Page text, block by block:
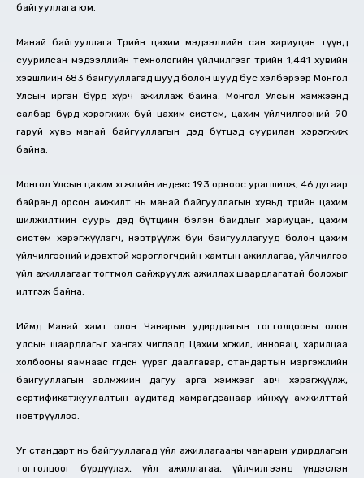
байгууллага юм.
Манай байгууллага Төрийн цахим мэдээллийн сан хариуцан түүнд
суурилсан мэдээллийн технологийн үйлчилгээг төрийн 1,441 хувийн
хэвшлийн 683 байгууллагад шууд болон шууд бус хэлбэрээр Монгол
Улсын иргэн бүрд хүрч ажиллаж байна. Монгол Улсын хэмжээнд
салбар бүрд хэрэгжиж буй цахим систем, цахим үйлчилгээний 90
гаруй хувь манай байгууллагын дэд бүтцэд суурилан хэрэгжиж
байна.
Монгол Улсын цахим хөгжлийн индекс 193 орноос урагшилж, 46 дугаар
байранд орсон амжилт нь манай байгууллагын хувьд төрийн цахим
шилжилтийн суурь дэд бүтцийн бэлэн байдлыг хариуцан, цахим
систем хэрэгжүүлэгч, нэвтрүүлж буй байгууллагууд болон цахим
үйлчилгээний идэвхтэй хэрэглэгчдийн хамтын ажиллагаа, үйлчилгээ
үйл ажиллагааг тогтмол сайжруулж ажиллах шаардлагатай болохыг
илтгэж байна.
Иймд Манай хамт олон Чанарын удирдлагын тогтолцооны олон
улсын шаардлагыг хангах чиглэлд Цахим хөгжил, инновац, харилцаа
холбооны яамнаас өгөгдсөн үүрэг даалгавар, стандартын мэргэжлийн
байгууллагын зөвлөмжийн дагуу арга хэмжээг авч хэрэгжүүлж,
сертификатжуулалтын аудитад хамрагдсанаар ийнхүү амжилттай
нэвтрүүллээ.
Уг стандарт нь байгууллагад үйл ажиллагааны чанарын удирдлагын
тогтолцоог бүрдүүлэх, үйл ажиллагаа, үйлчилгээнд үндэслэн